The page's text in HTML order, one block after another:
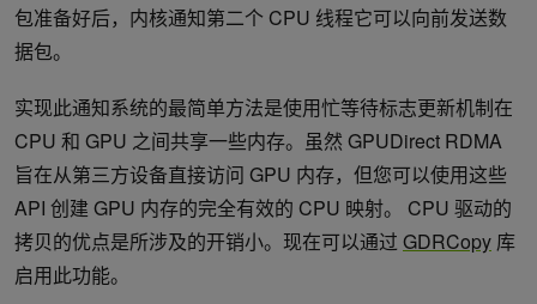
包准备好后，内核通知第二个 CPU 线程它可以向前发送数
据包。
实现此通知系统的最简单方法是使用忙等待标志更新机制在
CPU 和 GPU 之间共享一些内存。虽然 GPUDirect RDMA
旨在从第三方设备直接访问 GPU 内存，但您可以使用这些
API 创建 GPU 内存的完全有效的 CPU 映射。 CPU 驱动的
拷贝的优点是所涉及的开销小。现在可以通过 GDRCopy 库
启用此功能。